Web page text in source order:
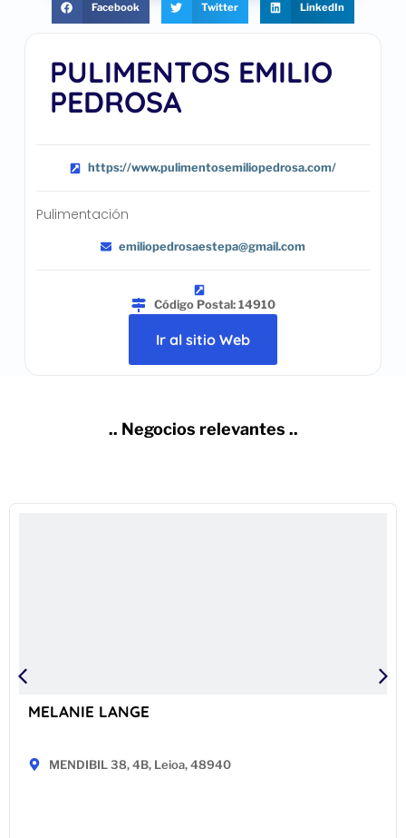
PULIMENTOS EMILIO
PEDROSA
https://www.pulimentosemiliopedrosa.com/
Pulimentación
emiliopedrosaestepa@gmail.com
Código Postal: 14910
Ir al sitio Web
Facebook Twitter LinkedIn
.. Negocios relevantes ..
MELANIE LANGE
MENDIBIL 38, 4B, Leioa, 48940